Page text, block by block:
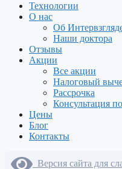
Технологии
О нас
Об
Наши доктора
Отзывы
Акции
Все акции
Налоговый
Рассрочка
Консультация
Цены
Блог
Контакты
Версия сайта для